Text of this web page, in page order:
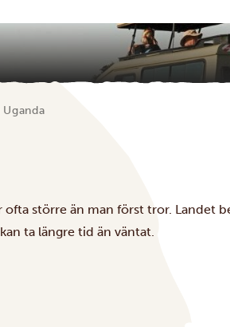
ofta större än man först tror. Landet
ta längre tid än väntat.